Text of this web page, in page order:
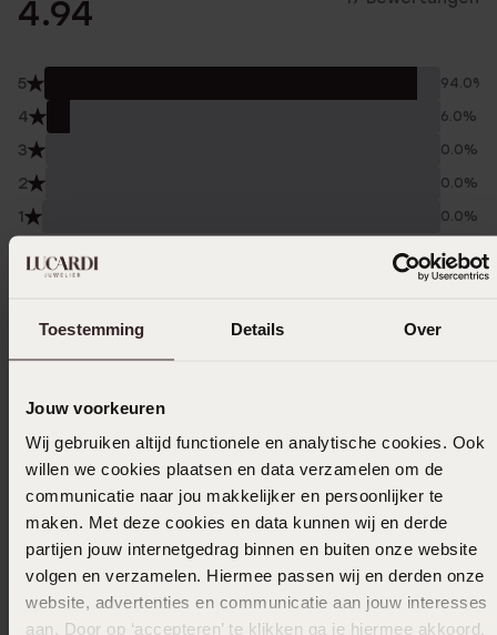
Toestemming Details Over
Jouw voorkeuren
Wij gebruiken altijd functionele en analytische cookies. Ook
willen we cookies plaatsen en data verzamelen om de
communicatie naar jou makkelijker en persoonlijker te
maken. Met deze cookies en data kunnen wij en derde
partijen jouw internetgedrag binnen en buiten onze website
volgen en verzamelen. Hiermee passen wij en derden onze
website, advertenties en communicatie aan jouw interesses
aan. Door op ‘accepteren’ te klikken ga je hiermee akkoord.
4.94
5 94.0%
4 6.0%
3 0.0%
2 0.0%
1 0.0%
Gesammelt unter den Nutzungsbedingungenvon
Filter
Ich trage es jeden Tag
21-02-2026 - Nathalie De P.